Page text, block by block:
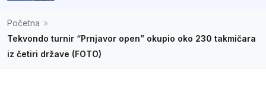
Početna »
Tekvondo turnir “Prnjavor open” okupio oko 230 takmičara
iz četiri države (FOTO)